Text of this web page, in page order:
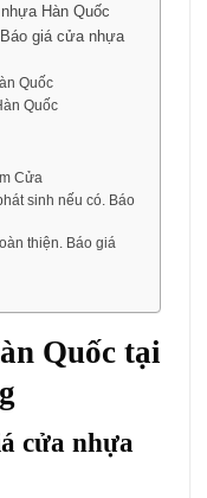
Hàn Quốc
giá cửa nhựa
Quốc
Quốc
Cửa
sinh nếu có. Báo
thiện. Báo giá
Quốctại
cửa nhựa